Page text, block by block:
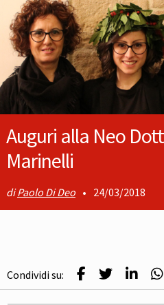
Auguri alla Neo
Marinelli
Paolo Di Deo • 24/03/2018
Condividi su: